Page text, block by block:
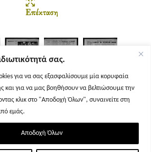
σας.
για να σας εξασφαλίσουμε μία κορυφαία
και για να μας βοηθήσουν να βελτιώσουμε την
κλικ στο "Αποδοχή Όλων", συναινείτε στη
εμάς.
Αποδοχή Όλων
Επέκταση
Σελίδα 2 Σελίδα 3 Σελίδα 4